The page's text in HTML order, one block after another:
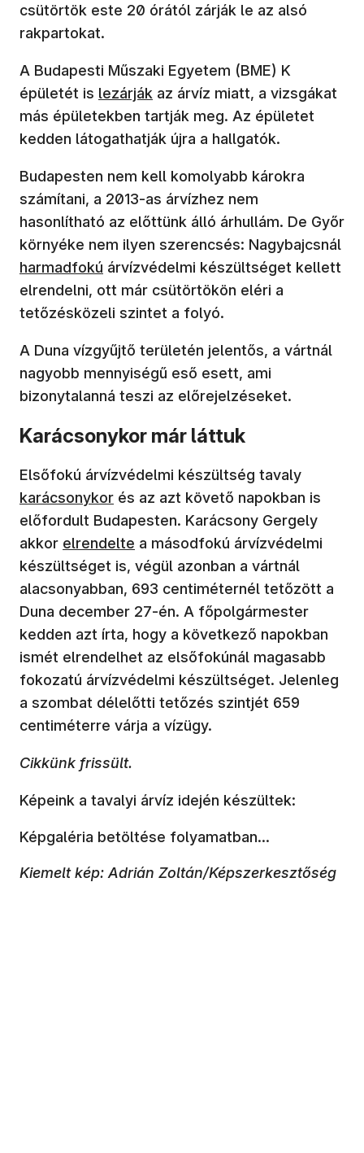
csütörtök este 20 órától zárják le az alsó
rakpartokat.
A Budapesti Műszaki Egyetem (BME) K
épületét is lezárják az árvíz miatt, a vizsgákat
más épületekben tartják meg. Az épületet
kedden látogathatják újra a hallgatók.
Budapesten nem kell komolyabb károkra
számítani, a 2013-as árvízhez nem
hasonlítható az előttünk álló árhullám. De Győr
környéke nem ilyen szerencsés: Nagybajcsnál
harmadfokú árvízvédelmi készültséget kellett
elrendelni, ott már csütörtökön eléri a
tetőzésközeli szintet a folyó.
A Duna vízgyűjtő területén jelentős, a vártnál
nagyobb mennyiségű eső esett, ami
bizonytalanná teszi az előrejelzéseket.
Karácsonykor már láttuk
Elsőfokú árvízvédelmi készültség tavaly
karácsonykor és az azt követő napokban is
előfordult Budapesten. Karácsony Gergely
akkor elrendelte a másodfokú árvízvédelmi
készültséget is, végül azonban a vártnál
alacsonyabban, 693 centiméternél tetőzött a
Duna december 27-én. A főpolgármester
kedden azt írta, hogy a következő napokban
ismét elrendelhet az elsőfokúnál magasabb
fokozatú árvízvédelmi készültséget. Jelenleg
a szombat délelőtti tetőzés szintjét 659
centiméterre várja a vízügy.
Cikkünk frissült.
Képeink a tavalyi árvíz idején készültek:
Képgaléria betöltése folyamatban...
Kiemelt kép: Adrián Zoltán/Képszerkesztőség